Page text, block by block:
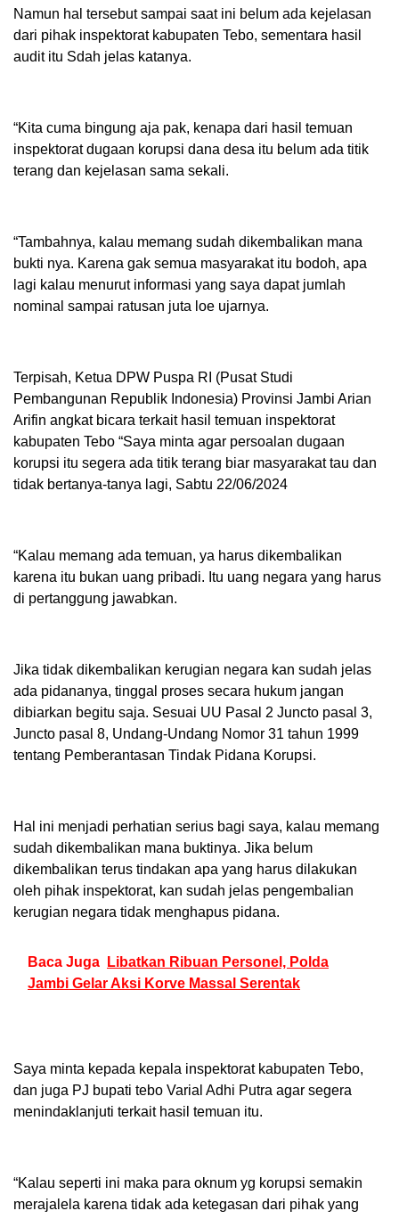
Namun hal tersebut sampai saat ini belum ada kejelasan
dari pihak inspektorat kabupaten Tebo, sementara hasil
audit itu Sdah jelas katanya.
“Kita cuma bingung aja pak, kenapa dari hasil temuan
inspektorat dugaan korupsi dana desa itu belum ada titik
terang dan kejelasan sama sekali.
“Tambahnya, kalau memang sudah dikembalikan mana
bukti nya. Karena gak semua masyarakat itu bodoh, apa
lagi kalau menurut informasi yang saya dapat jumlah
nominal sampai ratusan juta loe ujarnya.
Terpisah, Ketua DPW Puspa RI (Pusat Studi
Pembangunan Republik Indonesia) Provinsi Jambi Arian
Arifin angkat bicara terkait hasil temuan inspektorat
kabupaten Tebo “Saya minta agar persoalan dugaan
korupsi itu segera ada titik terang biar masyarakat tau dan
tidak bertanya-tanya lagi, Sabtu 22/06/2024
“Kalau memang ada temuan, ya harus dikembalikan
karena itu bukan uang pribadi. Itu uang negara yang harus
di pertanggung jawabkan.
Jika tidak dikembalikan kerugian negara kan sudah jelas
ada pidananya, tinggal proses secara hukum jangan
dibiarkan begitu saja. Sesuai UU Pasal 2 Juncto pasal 3,
Juncto pasal 8, Undang-Undang Nomor 31 tahun 1999
tentang Pemberantasan Tindak Pidana Korupsi.
Hal ini menjadi perhatian serius bagi saya, kalau memang
sudah dikembalikan mana buktinya. Jika belum
dikembalikan terus tindakan apa yang harus dilakukan
oleh pihak inspektorat, kan sudah jelas pengembalian
kerugian negara tidak menghapus pidana.
Baca Juga
Libatkan Ribuan Personel, Polda
Jambi Gelar Aksi Korve Massal Serentak
Saya minta kepada kepala inspektorat kabupaten Tebo,
dan juga PJ bupati tebo Varial Adhi Putra agar segera
menindaklanjuti terkait hasil temuan itu.
“Kalau seperti ini maka para oknum yg korupsi semakin
merajalela karena tidak ada ketegasan dari pihak yang